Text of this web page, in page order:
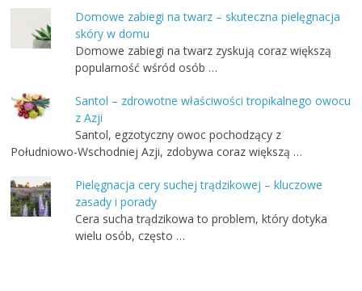
Domowe zabiegi na twarz – skuteczna pielęgnacja
skóry w domu
Domowe zabiegi na twarz zyskują coraz większą
popularność wśród osób …
Santol – zdrowotne właściwości tropikalnego owocu
z Azji
Santol, egzotyczny owoc pochodzący z
Południowo-Wschodniej Azji, zdobywa coraz większą …
Pielęgnacja cery suchej trądzikowej – kluczowe
zasady i porady
Cera sucha trądzikowa to problem, który dotyka
wielu osób, często …